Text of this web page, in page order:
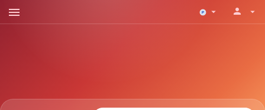
menu arrow_drop_down person arrow_drop_down